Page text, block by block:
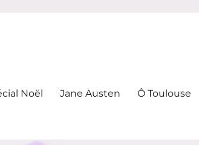
Noël Jane Austen Ô Toulouse